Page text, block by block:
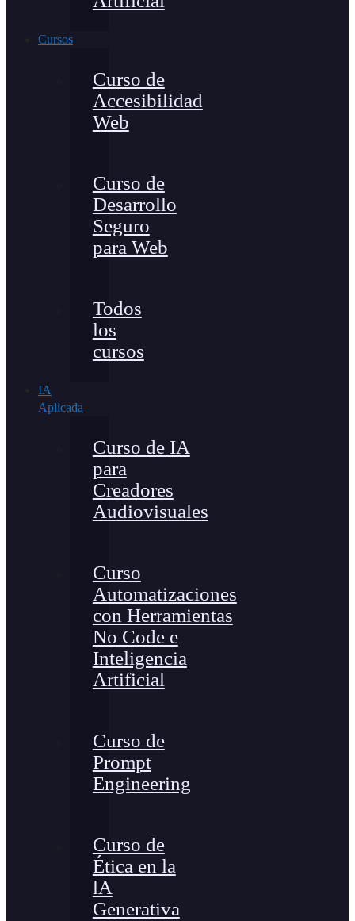
Cursos
Curso de
Accesibilidad
Web
Curso de
Desarrollo
Seguro
para Web
Todos
los
cursos
IA
Aplicada
Curso de IA
para
Creadores
Audiovisuales
Curso
Automatizaciones
con Herramientas
No Code e
Inteligencia
Artificial
Curso de
Prompt
Engineering
Curso de
Ética en la
lA
Generativa